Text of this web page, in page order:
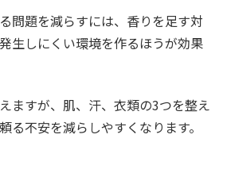
問題を減らすには、香りを足す対
生しにくい環境を作るほうが効果
ますが、肌、汗、衣類の3つを整え
る不安を減らしやすくなります。